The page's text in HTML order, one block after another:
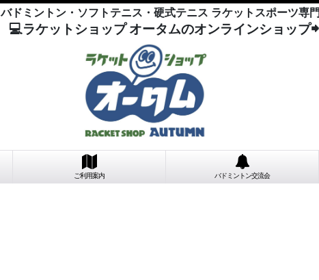
バドミントン・ソフトテニス・硬式テニス ラケットスポーツ専
💻ラケットショップ オータムのオンラインショップ
ご利用案内 バドミントン交流会